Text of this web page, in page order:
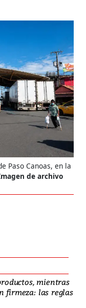
Paso Canoas, en la
de archivo
mientras
firmeza: las reglas